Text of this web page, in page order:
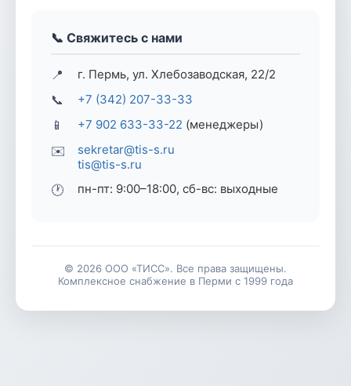
📞 Свяжитесь с нами
📍 г. Пермь, ул. Хлебозаводская, 22/2
📞 +7 (342) 207-33-33
📱 +7 902 633-33-22 (менеджеры)
✉️
sekretar@tis-s.ru
tis@tis-s.ru
🕐 пн-пт: 9:00–18:00, сб-вс: выходные
© 2026 ООО «ТИСС». Все права защищены.
Комплексное снабжение в Перми с 1999 года